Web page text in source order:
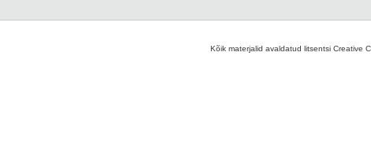
Kõik materjalid avaldatud litsentsi Creative